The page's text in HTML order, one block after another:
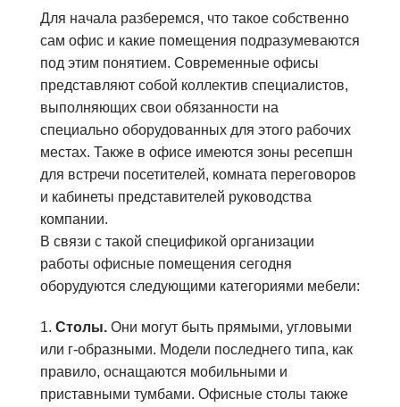
Для начала разберемся, что такое собственно
сам офис и какие помещения подразумеваются
под этим понятием. Современные офисы
представляют собой коллектив специалистов,
выполняющих свои обязанности на
специально оборудованных для этого рабочих
местах. Также в офисе имеются зоны ресепшн
для встречи посетителей, комната переговоров
и кабинеты представителей руководства
компании.
В связи с такой спецификой организации
работы офисные помещения сегодня
оборудуются следующими категориями мебели:
1. Столы. Они могут быть прямыми, угловыми
или г-образными. Модели последнего типа, как
правило, оснащаются мобильными и
приставными тумбами. Офисные столы также